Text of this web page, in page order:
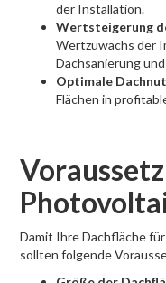
der Installation.
Wertsteigerung
Wertzuwachs der
Dachsanierung
Optimale
Flächen in
Damit Ihre Dachfläche
sollten folgende